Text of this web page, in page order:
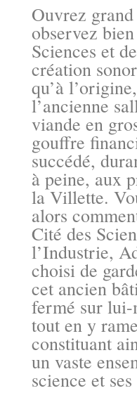
Ouvrez
observez
Sciences et
création
qu’à
l’ancienne
viande en
gouffre
succédé,
à peine, aux
la Villette.
alors
Cité des
l’Industrie,
choisi de
cet ancien
fermé sur lui-
tout en y
constituant
un vaste
science et